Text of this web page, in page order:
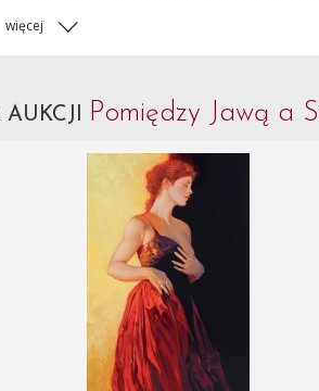
więcej
AUKCJI Pomiędzy Jawą a